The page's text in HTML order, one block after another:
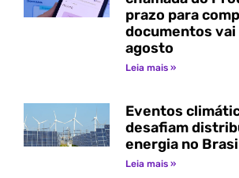
prazo para
documentos vai
agosto
Leia mais »
Eventos
desafiam
energia no
Leia mais »